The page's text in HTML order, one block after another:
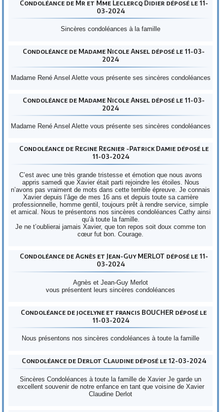
Condoléance de Mr et Mme Leclercq Didier déposé le 11-
03-2024
Sincères condoléances à la famille
Condoléance de Madame Nicole Ansel déposé le 11-03-
2024
Madame René Ansel Alette vous présente ses sincères condoléances
Condoléance de Madame Nicole Ansel déposé le 11-03-
2024
Madame René Ansel Alette vous présente ses sincères condoléances
Condoléance de Regine Regnier -Patrick Damie déposé le
11-03-2024
C’est avec une très grande tristesse et émotion que nous avons
appris samedi que Xavier était parti rejoindre les étoiles. Nous
n’avons pas vraiment de mots dans cette terrible épreuve. Je connais
Xavier depuis l’âge de mes 16 ans et depuis toute sa carrière
professionnelle, homme gentil, toujours prêt à rendre service, simple
et amical. Nous te présentons nos sincères condoléances Cathy ainsi
qu’à toute la famille.
Je ne t’oublierai jamais Xavier, que ton repos soit doux comme ton
cœur fut bon. Courage.
Condoléance de Agnès et Jean-Guy MERLOT déposé le 11-
03-2024
Agnès et Jean-Guy Merlot
vous présentent leurs sincères condoléances
Condoléance de jocelyne et francis BOUCHER déposé le
11-03-2024
Nous présentons nos sincères condoléances à toute la famille
Condoléance de Derlot Claudine déposé le 12-03-2024
Sincères Condoléances à toute la famille de Xavier Je garde un
excellent souvenir de notre enfance en tant que voisine de Xavier
Claudine Derlot